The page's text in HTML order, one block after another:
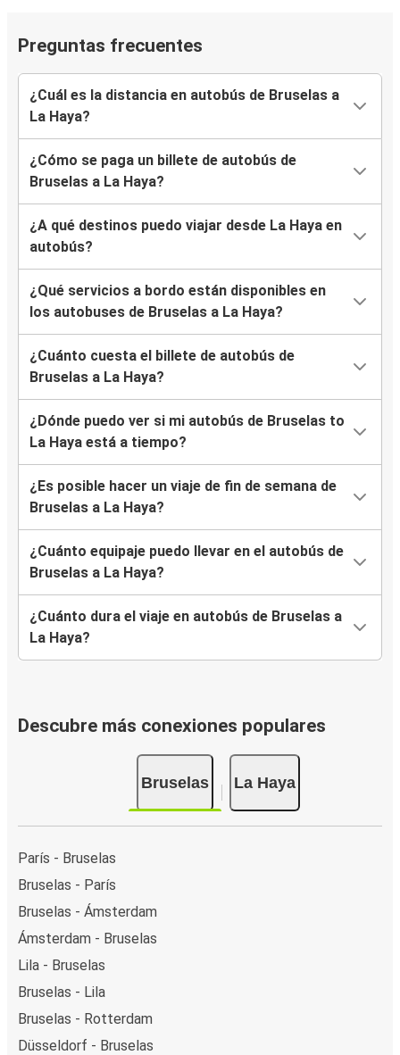
Preguntas frecuentes
¿Cuál es la distancia en autobús de Bruselas a
La Haya?
¿Cómo se paga un billete de autobús de
Bruselas a La Haya?
¿A qué destinos puedo viajar desde La Haya en
autobús?
¿Qué servicios a bordo están disponibles en
los autobuses de Bruselas a La Haya?
¿Cuánto cuesta el billete de autobús de
Bruselas a La Haya?
¿Dónde puedo ver si mi autobús de Bruselas to
La Haya está a tiempo?
¿Es posible hacer un viaje de fin de semana de
Bruselas a La Haya?
¿Cuánto equipaje puedo llevar en el autobús de
Bruselas a La Haya?
¿Cuánto dura el viaje en autobús de Bruselas a
La Haya?
Descubre más conexiones populares
Bruselas La Haya
París - Bruselas
Bruselas - París
Bruselas - Ámsterdam
Ámsterdam - Bruselas
Lila - Bruselas
Bruselas - Lila
Bruselas - Rotterdam
Düsseldorf - Bruselas